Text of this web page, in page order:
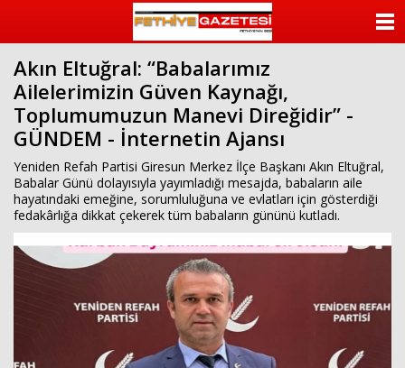
beylikdüzü
escort
bayan
beylikdüzü
escort
bayan
escort
beylikdüzü
escort
Akın Eltuğral: “Babalarımız
Ailelerimizin Güven Kaynağı,
Toplumumuzun Manevi Direğidir” -
GÜNDEM - İnternetin Ajansı
Yeniden Refah Partisi Giresun Merkez İlçe Başkanı Akın Eltuğral,
Babalar Günü dolayısıyla yayımladığı mesajda, babaların aile
hayatındaki emeğine, sorumluluğuna ve evlatları için gösterdiği
fedakârlığa dikkat çekerek tüm babaların gününü kutladı.
YAZARLAR
FOTO GALERİ